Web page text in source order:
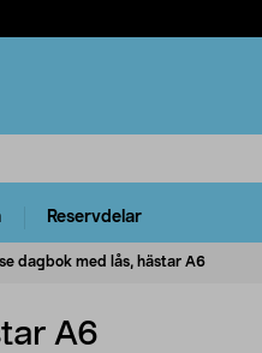
Reservdelar
dagbok med lås, hästar A6
A6